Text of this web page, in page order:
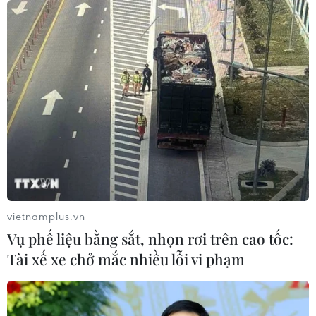
nghèo từ 'phòng khám 0 đồng' ở An
Giang
07/08/2026 02:00
Ca vi phẫu ghép da đầu hiếm gặp
giúp bé gái phục hồi sau 10 năm
06/08/2026 07:15
Hà Nội: Kiểm tra, xác minh liên quan
đến sản phẩm giảm cân dạng bút
06/08/2026 07:05
Người dân không sử dụng sản phẩm
vietnamplus.vn
Vụ phế liệu bằng sắt, nhọn rơi trên cao tốc:
Tài xế xe chở mắc nhiều lỗi vi phạm